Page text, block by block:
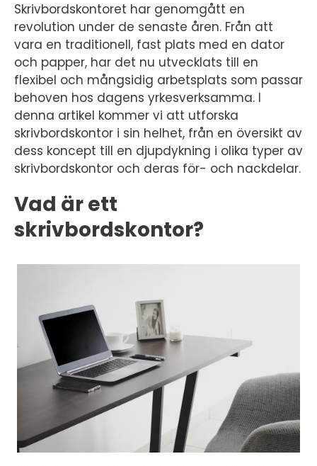
Skrivbordskontoret har genomgått en
revolution under de senaste åren. Från att
vara en traditionell, fast plats med en dator
och papper, har det nu utvecklats till en
flexibel och mångsidig arbetsplats som passar
behoven hos dagens yrkesverksamma. I
denna artikel kommer vi att utforska
skrivbordskontor i sin helhet, från en översikt av
dess koncept till en djupdykning i olika typer av
skrivbordskontor och deras för- och nackdelar.
Vad är ett
skrivbordskontor?